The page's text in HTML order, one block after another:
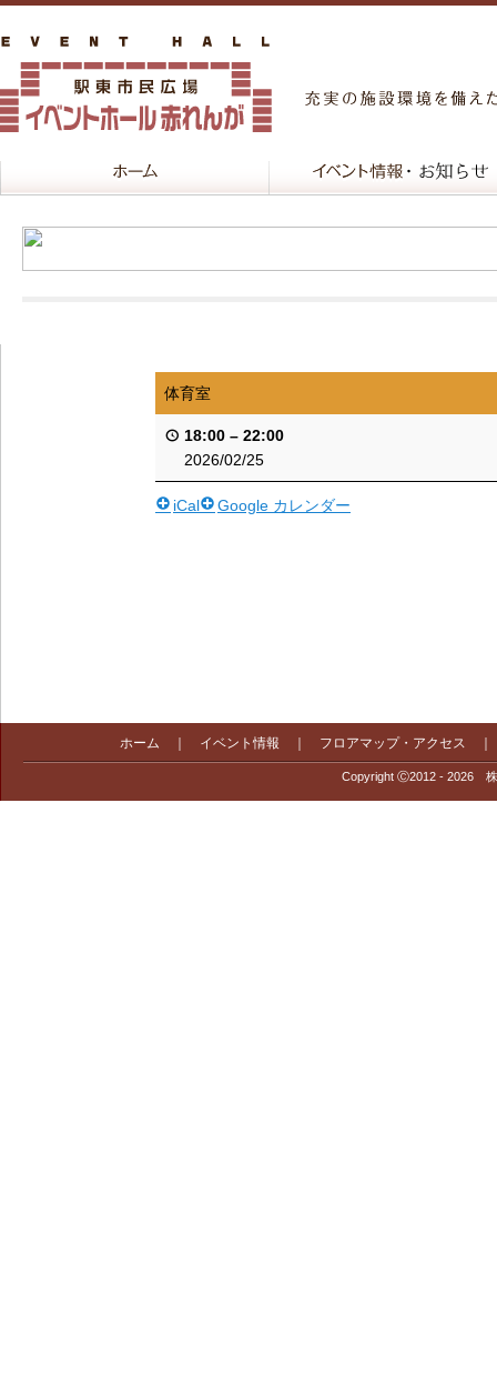
体育室
18:00 – 22:00
2026/02/25
iCal Google カレンダー
ホーム イベント情報 フロアマップ・アクセス
Copyright Ⓒ2012 - 2026 株